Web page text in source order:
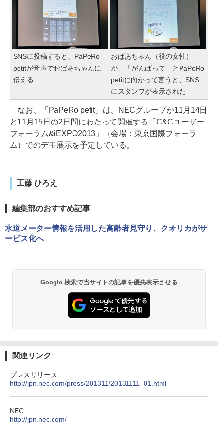
SNSに投稿すると、PaPeRo
petitが音声でおばあちゃんに
伝える
おばあちゃん（役の女性）
が、「がんばって」とPaPeRo
petitに向かって言うと、SNS
にスタンプが表示された
なお、「PaPeRo petit」は、NECグループが11月14日
と11月15日の2日間にわたって開催する「C&Cユーザー
フォーラム&iEXPO2013」（会場：東京国際フォーラ
ム）でのデモ展示を予定している。
工藤 ひろえ
編集部のおすすめ記事
水道メーター情報を活用した高齢者見守り、クオリカがサ
ービス化へ
Google 検索で当サイトの記事を優先表示させる
関連リンク
プレスリリース
http://jpn.nec.com/press/201311/20131111_01.html
NEC
http://jpn.nec.com/